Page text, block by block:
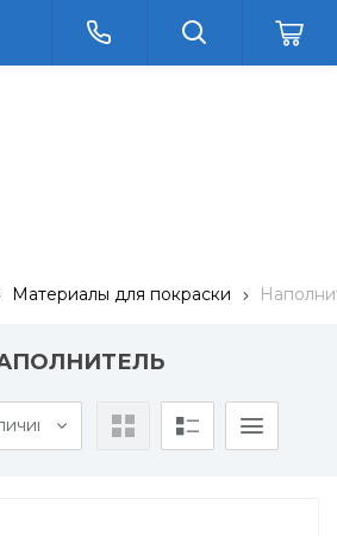
Материалы для покраски